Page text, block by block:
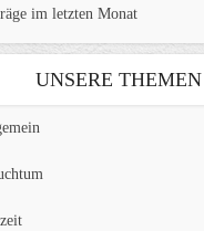
im letzten Monat
UNSERE THEMEN